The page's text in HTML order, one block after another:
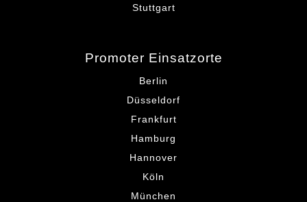
Stuttgart
Promoter Einsatzorte
Berlin
Düsseldorf
Frankfurt
Hamburg
Hannover
Köln
München